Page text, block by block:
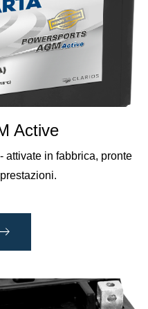
Active
attivate in fabbrica, pronte